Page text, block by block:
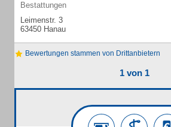
Bestattungen
Leimenstr. 3
63450 Hanau
Bewertungen stammen von Drittanbietern
1 von 1